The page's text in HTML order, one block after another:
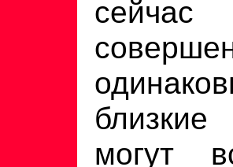
сейчас
могут